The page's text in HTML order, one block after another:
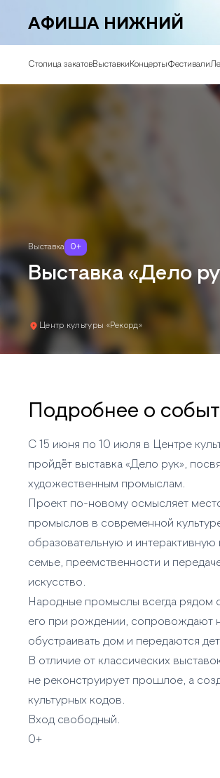
АФИША НИЖНИЙ
Столица закатовВыставкиКонцертыФестивали
Выставка 0+
Выставка «Дело
Центр культуры «Рекорд»
Подробнее о
С 15 июня по 10 июля в Центре
пройдёт выставка «Дело рук»,
художественным промыслам.
Проект по-новому осмысляет
промыслов в современной
образовательную и
семье, преемственности и
искусство.
Народные промыслы всегда рядом
его при рождении, сопровождают
обустраивать дом и передаются
В отличие от классических
не реконструирует прошлое, а
культурных кодов.
Вход свободный.
0+